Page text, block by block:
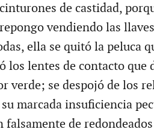
de castidad,
vendiendo las
ella se quitó la peluca
los lentes de contacto que
verde; se despojó de los
marcada insuficiencia
falsamente de redondeados